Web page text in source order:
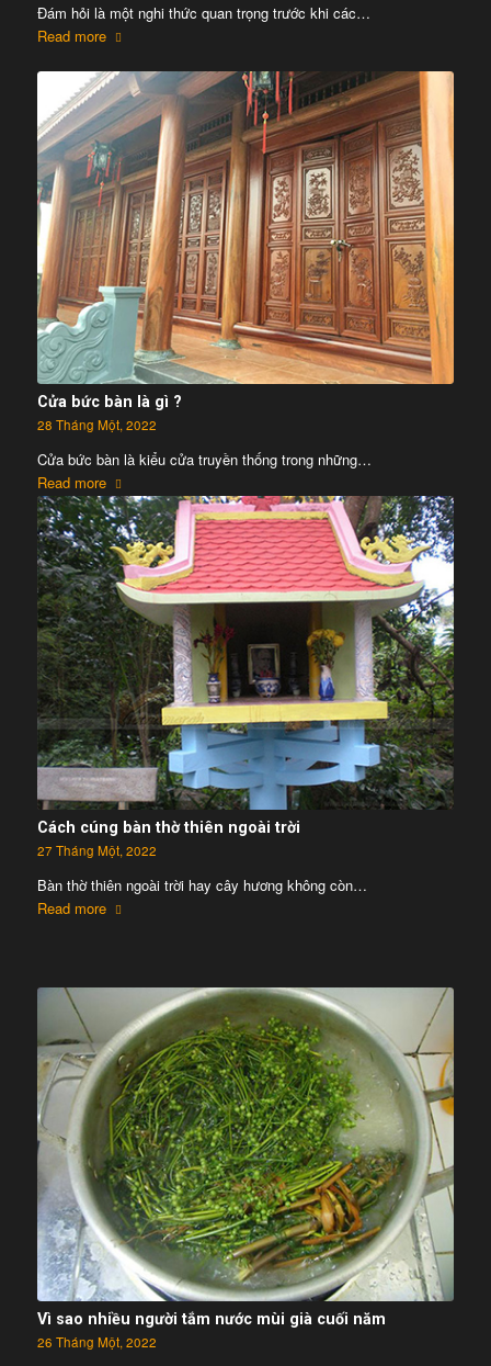
Đám hỏi là một nghi thức quan trọng trước khi các…
Read more
Cửa bức bàn là gì ?
28 Tháng Một, 2022
Cửa bức bàn là kiểu cửa truyền thống trong những…
Read more
Cách cúng bàn thờ thiên ngoài trời
27 Tháng Một, 2022
Bàn thờ thiên ngoài trời hay cây hương không còn…
Read more
Vì sao nhiều người tắm nước mùi già cuối năm
26 Tháng Một, 2022